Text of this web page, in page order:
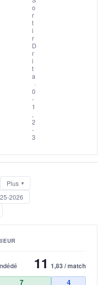
o
r
t
i
r
D
r
i
t
a
·
0
-
1
,
2
-
3
Plus
2026
11 1,83 / match
7 4